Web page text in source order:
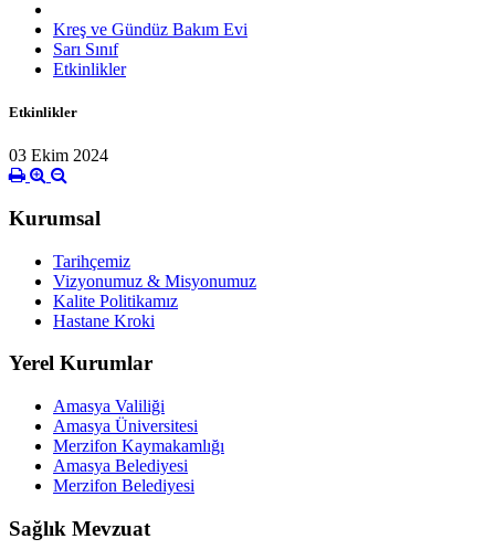
Kreş ve Gündüz Bakım Evi
Sarı Sınıf
Etkinlikler
Etkinlikler
03 Ekim 2024
Kurumsal
Tarihçemiz
Vizyonumuz & Misyonumuz
Kalite Politikamız
Hastane Kroki
Yerel Kurumlar
Amasya Valiliği
Amasya Üniversitesi
Merzifon Kaymakamlığı
Amasya Belediyesi
Merzifon Belediyesi
Sağlık Mevzuat